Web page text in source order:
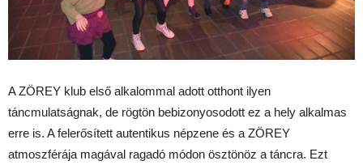
A ZÖREY klub első alkalommal adott otthont ilyen
táncmulatságnak, de rögtön bebizonyosodott ez a hely alkalmas
erre is. A felerősített autentikus népzene és a ZÖREY
atmoszférája magával ragadó módon ösztönöz a táncra. Ezt